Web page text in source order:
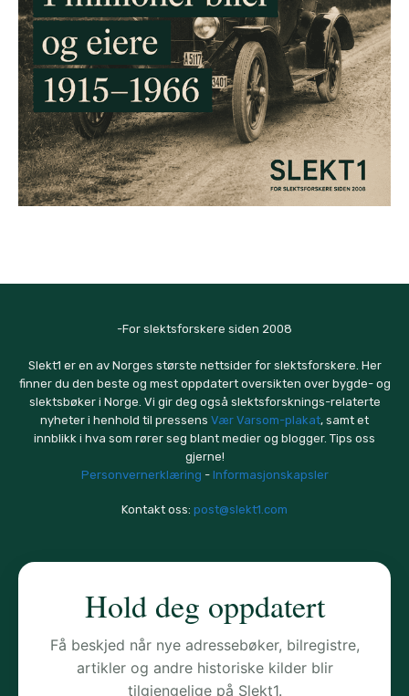
-For slektsforskere siden 2008
Slekt1 er en av Norges største nettsider for slektsforskere. Her
finner du den beste og mest oppdatert oversikten over bygde- og
slektsbøker i Norge. Vi gir deg også slektsforsknings-relaterte
nyheter i henhold til pressens Vær Varsom-plakat, samt et
innblikk i hva som rører seg blant medier og blogger. Tips oss
gjerne!
Personvernerklæring - Informasjonskapsler
Kontakt oss: post@slekt1.com
Hold deg oppdatert
Få beskjed når nye adressebøker, bilregistre,
artikler og andre historiske kilder blir
tilgjengelige på Slekt1.